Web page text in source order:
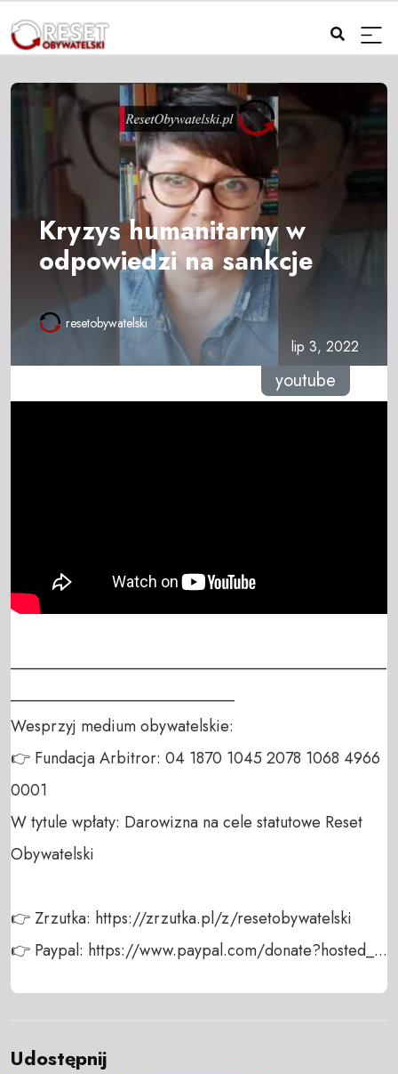
Kryzys humanitarny w
odpowiedzi na sankcje
resetobywatelski
lip 3, 2022
youtube
_______________________________________________
____________________________
Wesprzyj medium obywatelskie:
👉 Fundacja Arbitror: 04 1870 1045 2078 1068 4966
0001
W tytule wpłaty: Darowizna na cele statutowe Reset
Obywatelski
👉 Zrzutka: https://zrzutka.pl/z/resetobywatelski
👉 Paypal: https://www.paypal.com/donate?hosted_...
Udostępnij